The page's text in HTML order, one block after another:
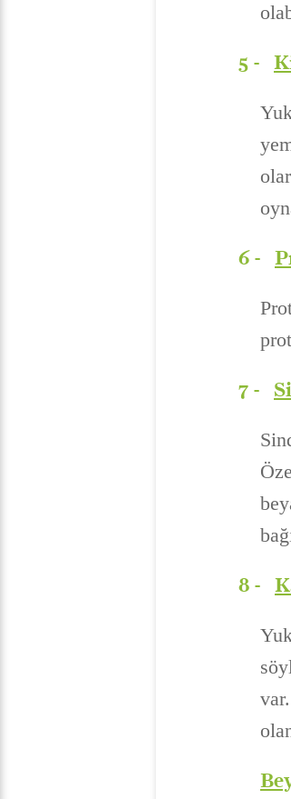
5 -
6 -
7 -
8 -